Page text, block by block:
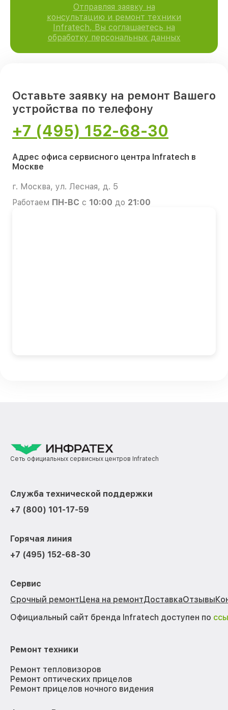
Отправляя заявку на
консультацию и ремонт техники
Infratech, Вы соглашаетесь на
обработку персональных данных
Оставьте заявку на ремонт Вашего
устройства по телефону
+7 (495) 152-68-30
Адрес офиса сервисного центра Infratech в
Москве
г. Москва, ул. Лесная, д. 5
Работаем ПН-ВС с 10:00 до 21:00
Сеть официальных сервисных центров Infratech
Служба технической поддержки
+7 (800) 101-17-59
Горячая линия
+7 (495) 152-68-30
Сервис
Срочный ремонтЦена на ремонтДоставкаОтзывы
Официальный сайт бренда Infratech доступен по
Ремонт техники
Ремонт тепловизоров
Ремонт оптических прицелов
Ремонт прицелов ночного видения